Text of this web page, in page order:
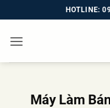
qua
nội
HOTLINE:
Máy Làm